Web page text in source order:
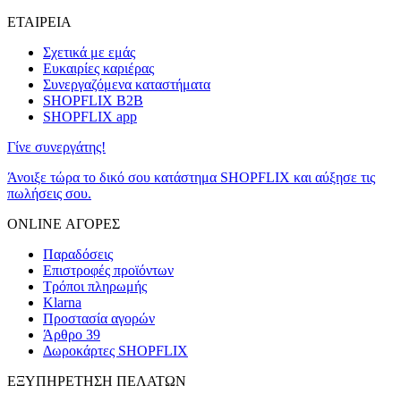
ΕΤΑΙΡΕΙΑ
Σχετικά με εμάς
Ευκαιρίες καριέρας
Συνεργαζόμενα καταστήματα
SHOPFLIX B2B
SHOPFLIX app
Γίνε συνεργάτης!
Άνοιξε τώρα το δικό σου κατάστημα SHOPFLIX και αύξησε τις
πωλήσεις σου.
ONLINE ΑΓΟΡΕΣ
Παραδόσεις
Επιστροφές προϊόντων
Τρόποι πληρωμής
Klarna
Προστασία αγορών
Άρθρο 39
Δωροκάρτες SHOPFLIX
ΕΞΥΠΗΡΕΤΗΣΗ ΠΕΛΑΤΩΝ